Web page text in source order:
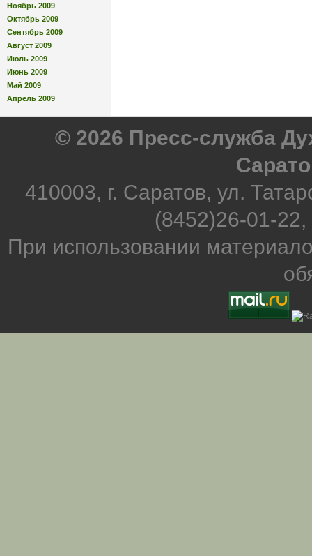
Ноябрь 2009
Октябрь 2009
Сентябрь 2009
Август 2009
Июль 2009
Июнь 2009
Май 2009
Апрель 2009
© 2026 Пресс-служба
410003, г. Саратов, ул.
(8452)26-01-
При использовании